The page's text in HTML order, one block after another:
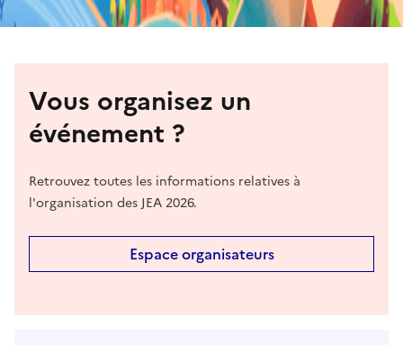
Vous organisez un
événement ?
Retrouvez toutes les informations relatives à
l'organisation des JEA 2026.
Espace organisateurs